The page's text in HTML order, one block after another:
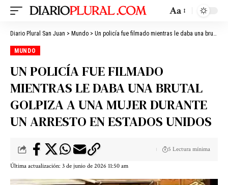
Aa
Diario Plural San Juan > Mundo > Un policía fue filmado mientras le daba una brutal golpiza a una mujer durante un arresto en Estados Unidos
MUNDO
UN POLICÍA FUE FILMADO
MIENTRAS LE DABA UNA BRUTAL
GOLPIZA A UNA MUJER DURANTE
UN ARRESTO EN ESTADOS UNIDOS
Última actualización: 3 de junio de 2026 11:50 am
5 Lectura mínima